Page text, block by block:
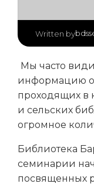
Written by
Мы часто
информацию о
проходящих в
и сельских
огромное
Библиотека
семинарии
посвященных